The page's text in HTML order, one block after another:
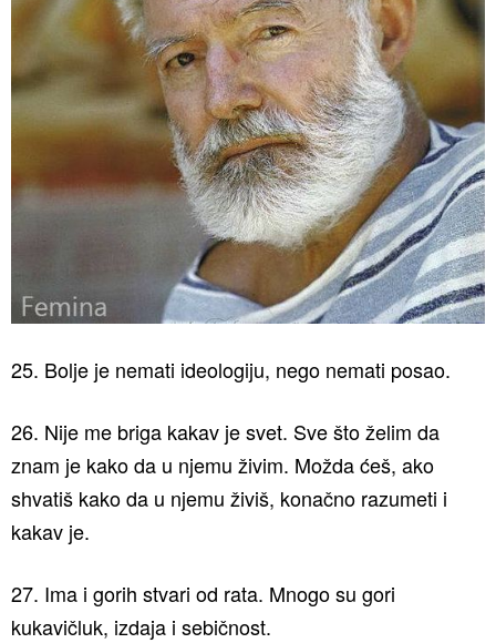
25. Bolje je nemati ideologiju, nego nemati posao.
26. Nije me briga kakav je svet. Sve što želim da
znam je kako da u njemu živim. Možda ćeš, ako
shvatiš kako da u njemu živiš, konačno razumeti i
kakav je.
27. Ima i gorih stvari od rata. Mnogo su gori
kukavičluk, izdaja i sebičnost.